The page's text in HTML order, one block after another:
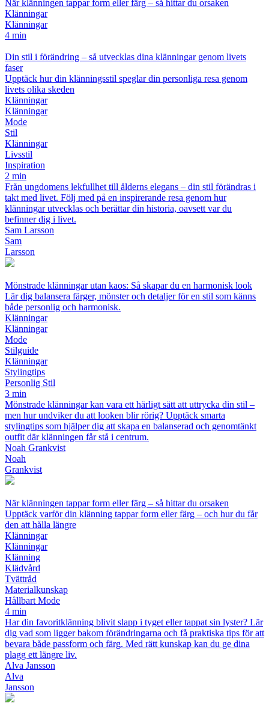
När klänningen tappar form eller färg – så hittar du orsaken
Klänningar
Klänningar
4 min
Din stil i förändring – så utvecklas dina klänningar genom livets
faser
Upptäck hur din klänningsstil speglar din personliga resa genom
livets olika skeden
Klänningar
Klänningar
Mode
Stil
Klänningar
Livsstil
Inspiration
2 min
Från ungdomens lekfullhet till ålderns elegans – din stil förändras i
takt med livet. Följ med på en inspirerande resa genom hur
klänningar utvecklas och berättar din historia, oavsett var du
befinner dig i livet.
Sam Larsson
Sam
Larsson
Mönstrade klänningar utan kaos: Så skapar du en harmonisk look
Lär dig balansera färger, mönster och detaljer för en stil som känns
både personlig och harmonisk.
Klänningar
Klänningar
Mode
Stilguide
Klänningar
Stylingtips
Personlig Stil
3 min
Mönstrade klänningar kan vara ett härligt sätt att uttrycka din stil –
men hur undviker du att looken blir rörig? Upptäck smarta
stylingtips som hjälper dig att skapa en balanserad och genomtänkt
outfit där klänningen får stå i centrum.
Noah Grankvist
Noah
Grankvist
När klänningen tappar form eller färg – så hittar du orsaken
Upptäck varför din klänning tappar form eller färg – och hur du får
den att hålla längre
Klänningar
Klänningar
Klänning
Klädvård
Tvättråd
Materialkunskap
Hållbart Mode
4 min
Har din favoritklänning blivit slapp i tyget eller tappat sin lyster? Lär
dig vad som ligger bakom förändringarna och få praktiska tips för att
bevara både passform och färg. Med rätt kunskap kan du ge dina
plagg ett längre liv.
Alva Jansson
Alva
Jansson